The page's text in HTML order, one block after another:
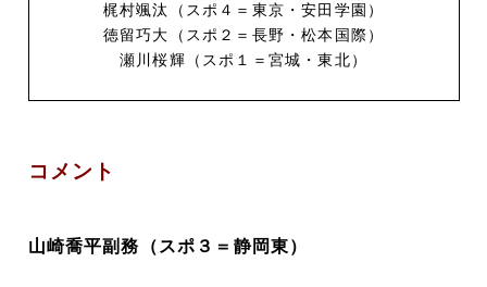
梶村颯汰（スポ４＝東京・安田学園）
徳留巧大（スポ２＝長野・松本国際）
瀬川桜輝（スポ１＝宮城・東北）
コメント
山崎喬平副務（スポ３＝静岡東）